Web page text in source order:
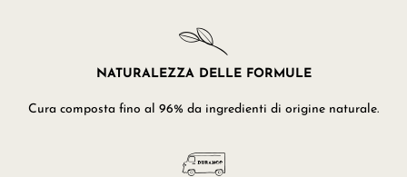
NATURALEZZA DELLE FORMULE
Cura composta fino al 96% da ingredienti di origine naturale.